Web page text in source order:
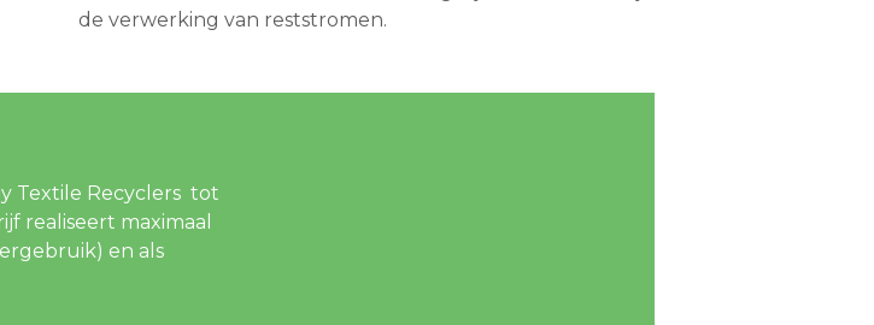
de verwerking van reststromen.
Textile Recyclers tot
realiseert maximaal
en als